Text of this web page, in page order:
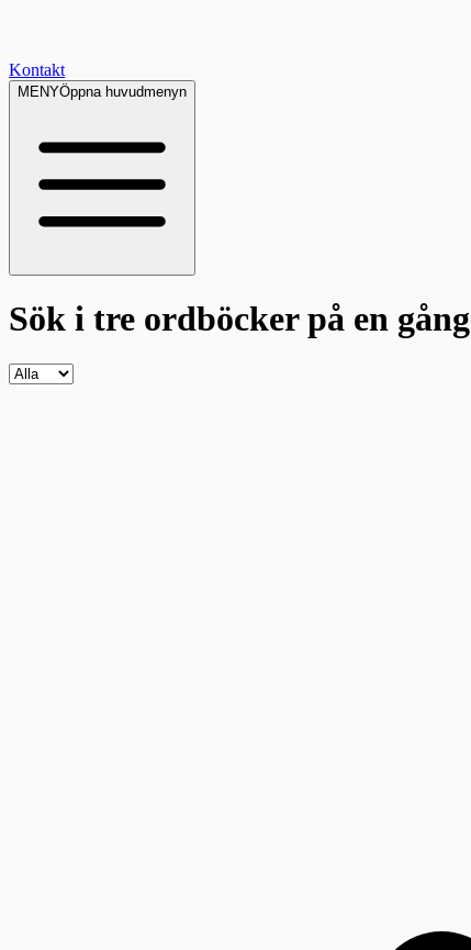
Kontakt
MENYÖppna huvudmenyn
Sök i tre ordböckerpå en gång